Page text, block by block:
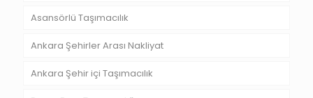
Asansörlü Taşımacılık
Ankara Şehirler Arası Nakliyat
Ankara Şehir içi Taşımacılık